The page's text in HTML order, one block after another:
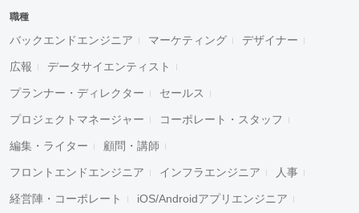
職種
バックエンドエンジニア マーケティング デザイナー
広報 データサイエンティスト
プランナー・ディレクター セールス
プロジェクトマネージャー コーポレート・スタッフ
編集・ライター 顧問・講師
フロントエンドエンジニア インフラエンジニア 人事
経営陣・コーポレート iOS/Androidアプリエンジニア